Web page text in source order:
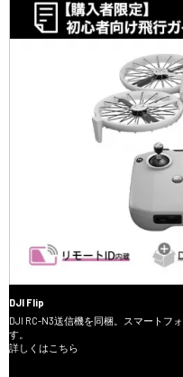
DJI Flip
DJI RC-N3送信機を同梱。スマートフ
す。
詳しくはこちら